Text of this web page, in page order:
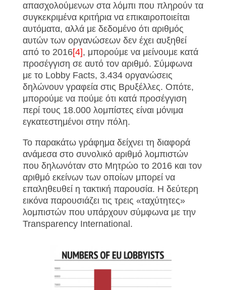
απασχολούμενων στα λόμπι που πληρούν τα
συγκεκριμένα κριτήρια να επικαιροποιείται
αυτόματα, αλλά με δεδομένο ότι αριθμός
αυτών των οργανώσεων δεν έχει αυξηθεί
από το 2016[4], μπορούμε να μείνουμε κατά
προσέγγιση σε αυτό τον αριθμό. Σύμφωνα
με το Lobby Facts, 3.434 οργανώσεις
δηλώνουν γραφεία στις Βρυξέλλες. Οπότε,
μπορούμε να πούμε ότι κατά προσέγγιση
περί τους 18.000 λομπίστες είναι μόνιμα
εγκατεστημένοι στην πόλη.
Το παρακάτω γράφημα δείχνει τη διαφορά
ανάμεσα στο συνολικό αριθμό λομπιστών
που δηλωνόταν στο Μητρώο το 2016 και τον
αριθμό εκείνων των οποίων μπορεί να
επαληθευθεί η τακτική παρουσία. Η δεύτερη
εικόνα παρουσιάζει τις τρεις «ταχύτητες»
λομπιστών που υπάρχουν σύμφωνα με την
Transparency International.